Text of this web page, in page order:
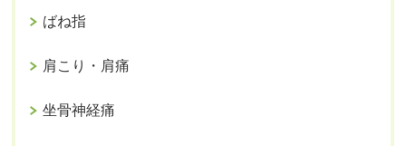
ばね指
肩こり・肩痛
坐骨神経痛